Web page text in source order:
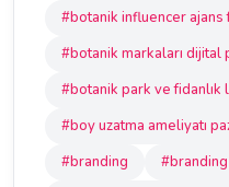
#botanik influencer ajans
#botanik markaları dijital
#botanik park ve
#boy uzatma ameliyatı
#branding
#branding